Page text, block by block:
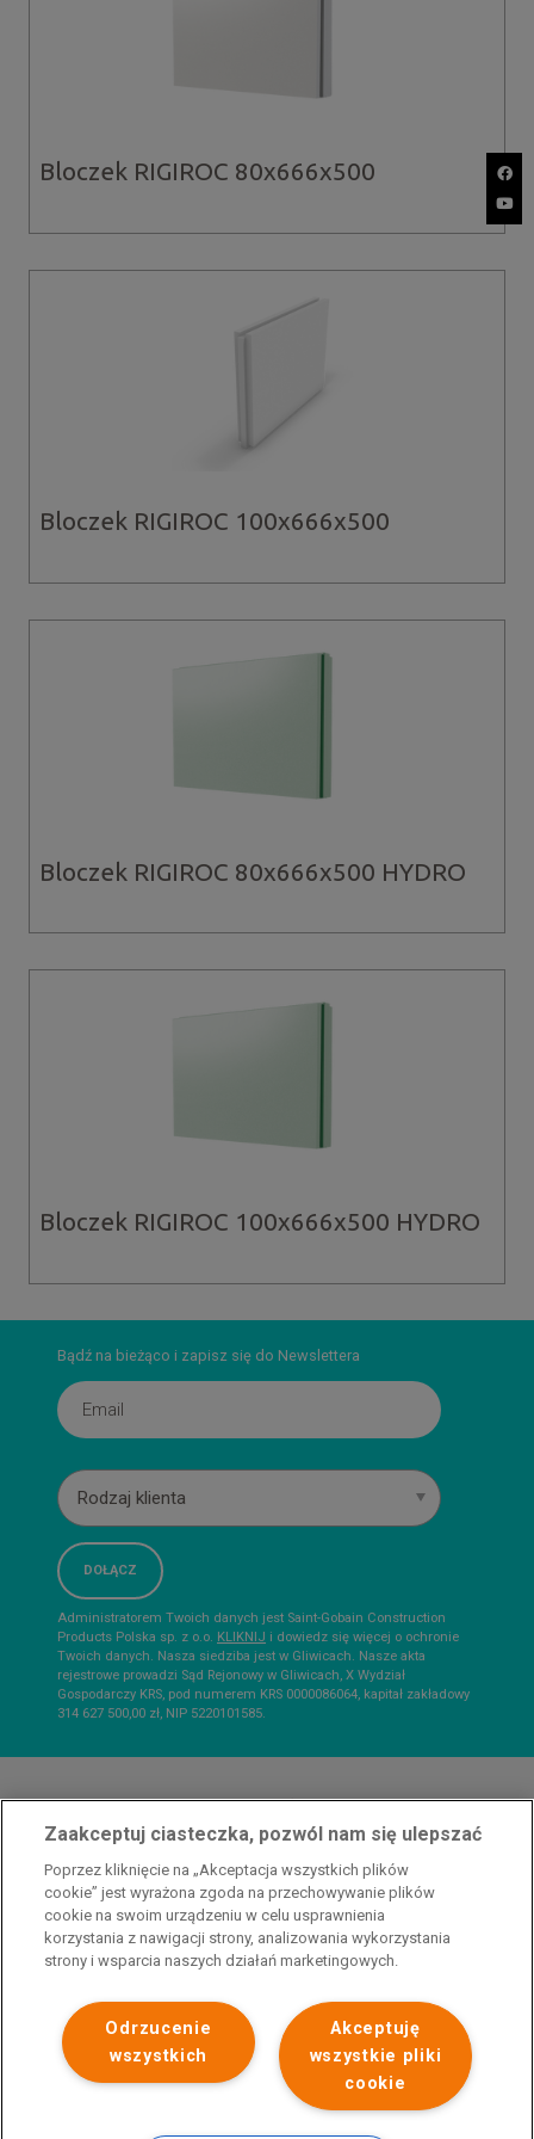
Bloczek RIGIROC 80x666x500
Bloczek RIGIROC 100x666x500
Bloczek RIGIROC 80x666x500 HYDRO
Bloczek RIGIROC 100x666x500 HYDRO
Bądź na bieżąco i zapisz się do Newslettera
Rodzaj klienta
Administratorem Twoich danych jest Saint-Gobain Construction
Products Polska sp. z o.o. KLIKNIJ i dowiedz się więcej o ochronie
Twoich danych. Nasza siedziba jest w Gliwicach. Nasze akta
rejestrowe prowadzi Sąd Rejonowy w Gliwicach, X Wydział
Gospodarczy KRS, pod numerem KRS 0000086064, kapitał zakładowy
314 627 500,00 zł, NIP 5220101585.
Przedsiębiorca uzyskał pomoc w ramach programu rządowego pod nazwą
„Pomoc dla przemysłu energochłonnego związana z cenami gazu ziemnego i
energii elektrycznej w 2023 r.”. Przedsiębiorca uzyskał pomoc w ramach
programu rządowego pod nazwą: „Pomoc dla sektorów energochłonnych
związana z nagłymi wzrostami cen gazu ziemnego i energii elektrycznej w
Zaakceptuj ciasteczka, pozwól nam się ulepszać
Poprzez kliknięcie na „Akceptacja wszystkich plików
cookie” jest wyrażona zgoda na przechowywanie plików
cookie na swoim urządzeniu w celu usprawnienia
korzystania z nawigacji strony, analizowania wykorzystania
strony i wsparcia naszych działań marketingowych.
Akceptuję
wszystkie pliki
cookie
Odrzucenie
wszystkich